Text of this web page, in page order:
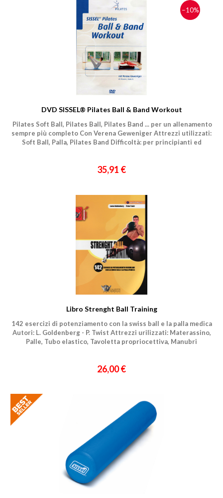
Città
informativa al trattamento dati
Voglio ricevere comunicazioni su corsi, eventi, prodotti e novità di
Informativa Privacy
−10%
DVD SISSEL® Pilates Ball & Band Workout
Pilates Soft Ball, Pilates Ball, Pilates Band ... per un allenamento
sempre più completo Con Verena Geweniger Attrezzi utilizzati:
Soft Ball, Palla, Pilates Band Difficoltà: per principianti ed
35,91 €
Libro Strenght Ball Training
142 esercizi di potenziamento con la swiss ball e la palla medica
Autori: L. Goldenberg - P. Twist Attrezzi urilizzati: Materassino,
Palle, Tubo elastico, Tavoletta propriocettiva, Manubri
26,00 €